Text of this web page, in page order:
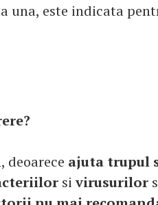
una, este indicata
deoarece ajuta trupul
sivirusurilor